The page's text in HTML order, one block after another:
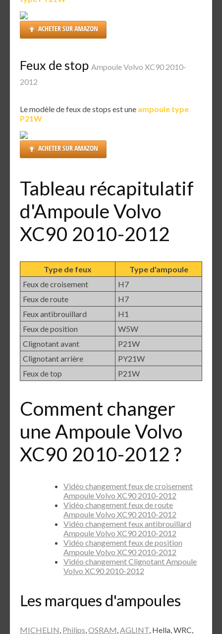
ACHETER SUR AMAZON
Feux de stop Ampoule Volvo XC90 2010-
2012
Le modèle de feux de stops est une ampoule type
P21W
ACHETER SUR AMAZON
Tableau récapitulatif
d'Ampoule Volvo
XC90 2010-2012
Type de feux
Type d'ampoule
Feux de croisement
H7
Feux de route
H7
Feux antibrouillard
H1
Feux de position
W5W
Clignotant avant
P21W
Clignotant arrière
PY21W
Feux de top
P21W
Comment changer
une Ampoule Volvo
XC90 2010-2012 ?
Vidéo changement feux de croisement
Ampoule Volvo XC90 2010-2012
Vidéo changement feux de route
Ampoule Volvo XC90 2010-2012
Vidéo changement feux antibrouillard
Ampoule Volvo XC90 2010-2012
Vidéo changement feux de position
Ampoule Volvo XC90 2010-2012
Vidéo changement Clignotant Ampoule
Volvo XC90 2010-2012
Les marques d'ampoules
MICHELIN, Philips,OSRAM,AGLINT, Hella, WRC,